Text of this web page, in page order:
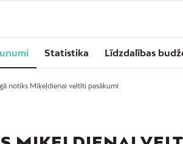
Statistika Līdzdalības
notiks Miķeļdienai veltīti pasākumi